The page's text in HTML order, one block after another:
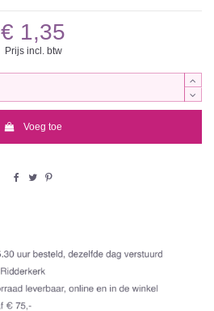
€ 1,35
Prijs incl. btw
Voeg toe